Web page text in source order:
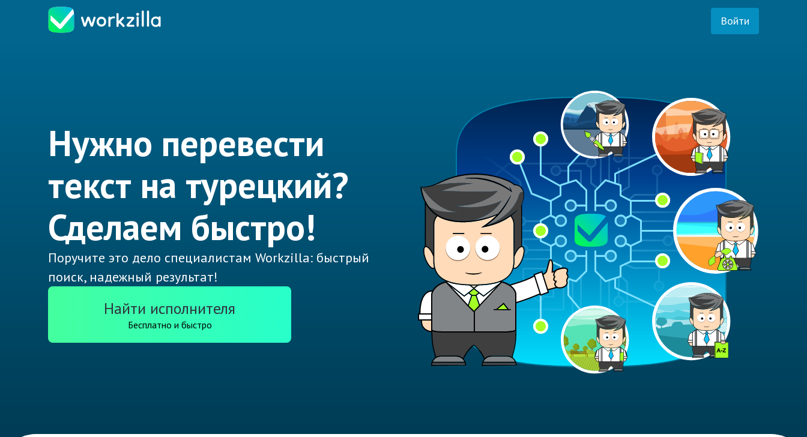
Войти
Нужно перевести
текст на турецкий?
Сделаем быстро!
Поручите это дело специалистам Workzilla: быстрый
поиск, надежный результат!
Найти исполнителя
Бесплатно и быстро